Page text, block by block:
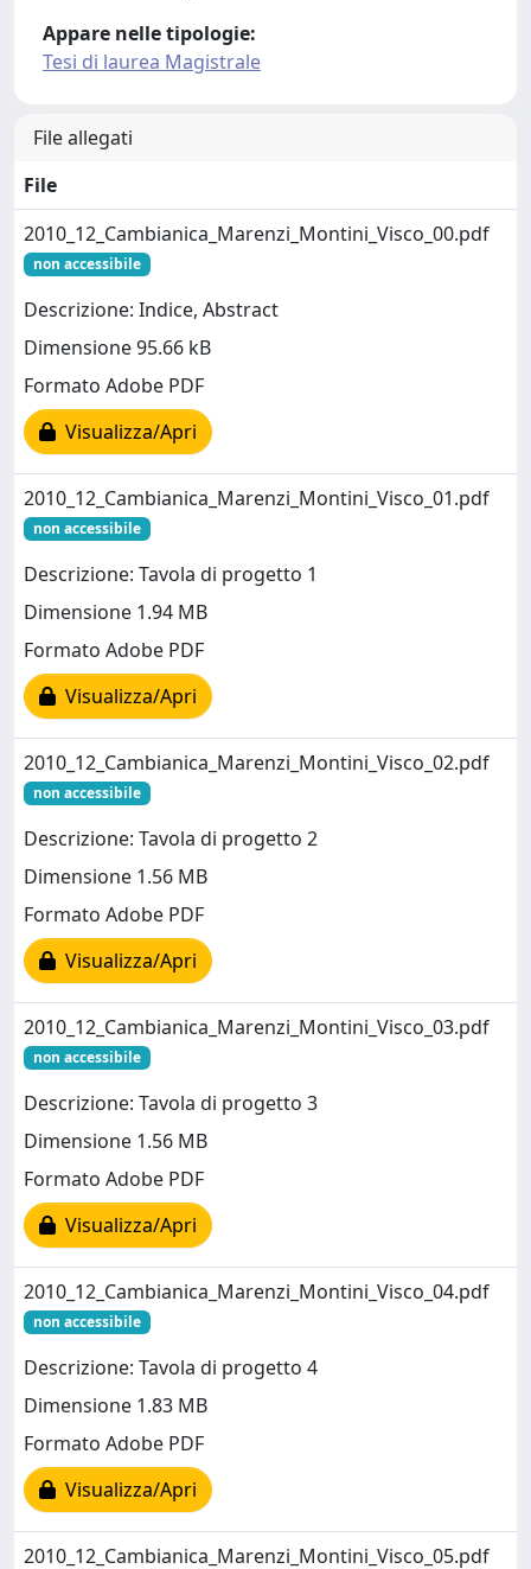
Appare nelle tipologie:
Tesi di laurea Magistrale
File allegati
File
2010_12_Cambianica_Marenzi_Montini_Visco_00.pdf
non accessibile
Descrizione: Indice, Abstract
Dimensione 95.66 kB
Formato Adobe PDF
Visualizza/Apri
2010_12_Cambianica_Marenzi_Montini_Visco_01.pdf
non accessibile
Descrizione: Tavola di progetto 1
Dimensione 1.94 MB
Formato Adobe PDF
Visualizza/Apri
2010_12_Cambianica_Marenzi_Montini_Visco_02.pdf
non accessibile
Descrizione: Tavola di progetto 2
Dimensione 1.56 MB
Formato Adobe PDF
Visualizza/Apri
2010_12_Cambianica_Marenzi_Montini_Visco_03.pdf
non accessibile
Descrizione: Tavola di progetto 3
Dimensione 1.56 MB
Formato Adobe PDF
Visualizza/Apri
2010_12_Cambianica_Marenzi_Montini_Visco_04.pdf
non accessibile
Descrizione: Tavola di progetto 4
Dimensione 1.83 MB
Formato Adobe PDF
Visualizza/Apri
2010_12_Cambianica_Marenzi_Montini_Visco_05.pdf